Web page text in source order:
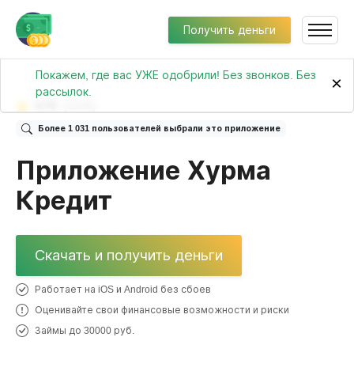
Получить деньги
Покажем, где вас УЖЕ одобрили! Без звонков. Без
рассылок.
×
Более 1 031 пользователей выбрали это приложение
Приложение Хурма
Кредит
Скачать и получить деньги
Работает на iOS и Android без сбоев
Оценивайте свои финансовые возможности и риски
Займы до 30000 руб.